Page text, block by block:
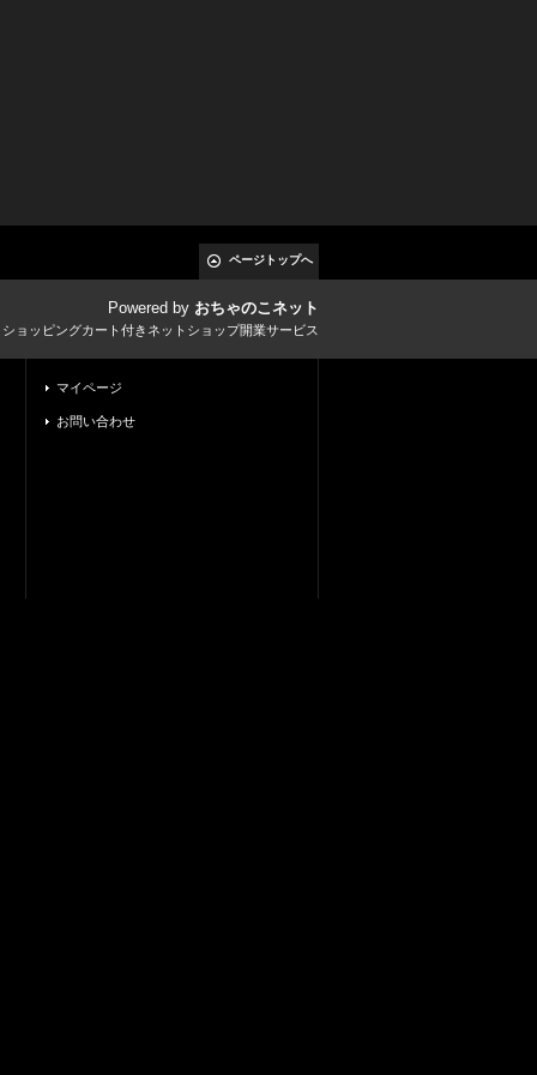
ページトップへ
Powered by おちゃのこネット
ョッピングカート付きネットショップ開業サービス
マイページ
お問い合わせ